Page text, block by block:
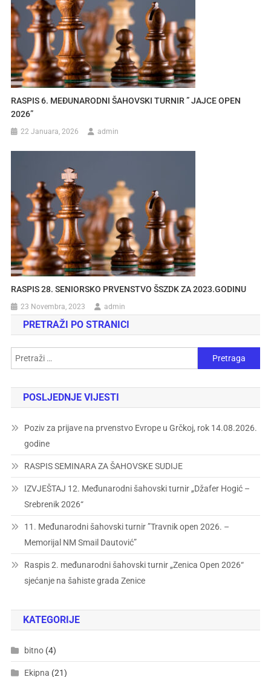
RASPIS 6. MEĐUNARODNI ŠAHOVSKI TURNIR ” JAJCE OPEN
2026”
22 Januara, 2026 admin
RASPIS 28. SENIORSKO PRVENSTVO ŠSZDK ZA 2023.GODINU
23 Novembra, 2023 admin
PRETRAŽI PO STRANICI
POSLJEDNJE VIJESTI
Poziv za prijave na prvenstvo Evrope u Grčkoj, rok 14.08.2026.
godine
RASPIS SEMINARA ZA ŠAHOVSKE SUDIJE
IZVJEŠTAJ 12. Međunarodni šahovski turnir „Džafer Hogić –
Srebrenik 2026“
11. Međunarodni šahovski turnir ”Travnik open 2026. –
Memorijal NM Smail Dautović”
Raspis 2. međunarodni šahovski turnir „Zenica Open 2026“
sjećanje na šahiste grada Zenice
KATEGORIJE
bitno(4)
Ekipna (21)